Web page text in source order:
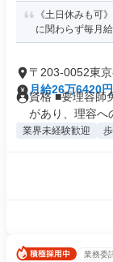
《土日休みも可
に関わらず毎月
〒203-0052東
月給26万6420
資格 ■要理容師
があり、理容へ
業界未経験歓迎
業務委